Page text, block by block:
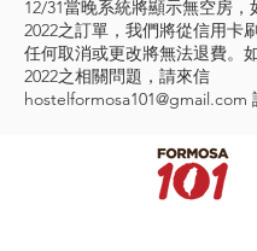
12/31當晚系統將顯示無空房，
2022之訂單，我們將從信用卡
任何取消或更改將無法退費。
2022之相關問題，請來信
hostelformosa101@gmail.com